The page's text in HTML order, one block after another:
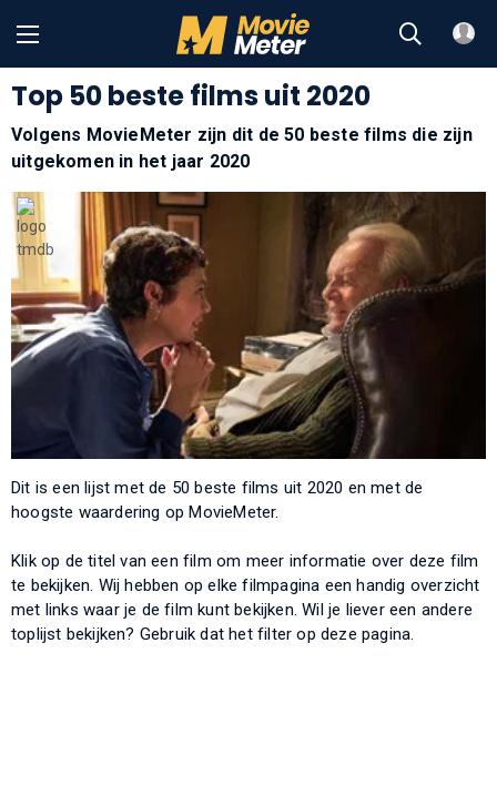
Top 50 beste films uit 2020
Volgens MovieMeter zijn dit de 50 beste films die zijn
uitgekomen in het jaar 2020
Dit is een lijst met de 50 beste films uit 2020 en met de
hoogste waardering op MovieMeter.
Klik op de titel van een film om meer informatie over deze film
te bekijken. Wij hebben op elke filmpagina een handig overzicht
met links waar je de film kunt bekijken. Wil je liever een andere
toplijst bekijken? Gebruik dat het filter op deze pagina.